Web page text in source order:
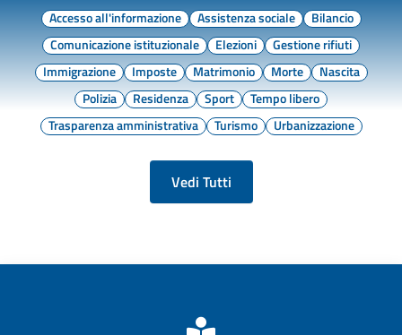
Accesso all'informazione
Assistenza sociale
Bilancio
Comunicazione istituzionale
Elezioni
Gestione rifiuti
Immigrazione
Imposte Matrimonio Morte
Nascita
Polizia
Residenza Sport
Tempo libero
Trasparenza amministrativa
Turismo Urbanizzazione
Vedi Tutti